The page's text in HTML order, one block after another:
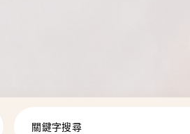
關鍵字搜尋